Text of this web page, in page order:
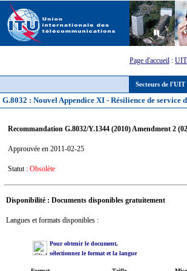
Secteurs de l'UIT
Page d'accueil :
G.8032 : Nouvel Appendice XI - Résilience de service
Recommandation G.8032/Y.1344 (2010) Amendment 2
Approuvée en 2011-02-25
Statut : Obsolète
Disponibilité : Documents disponibles gratuitement
Langues et formats disponibles :
Pour obtenir le document,
sélectionnez le format et la langue